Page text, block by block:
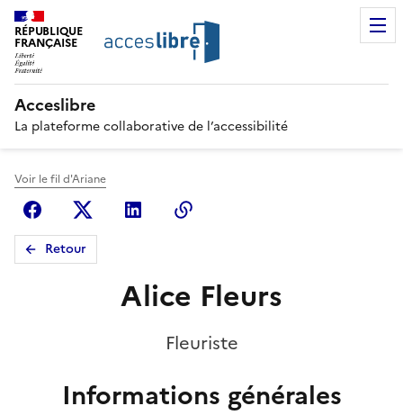
RÉPUBLIQUE
FRANÇAISE
Acceslibre
La plateforme collaborative de l’accessibilité
Voir le fil d'Ariane
FacebookX (anciennement Twitter)
Linkedin
Retour
Alice Fleurs
Fleuriste
Informations générales